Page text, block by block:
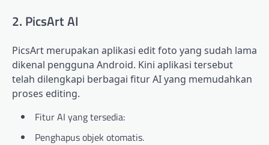
2. PicsArt AI
PicsArt merupakan aplikasi edit foto yang sudah lama
dikenal pengguna Android. Kini aplikasi tersebut
telah dilengkapi berbagai fitur AI yang memudahkan
proses editing.
Fitur AI yang tersedia:
Penghapus objek otomatis.